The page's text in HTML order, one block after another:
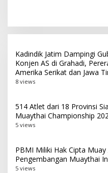
Kadindik Jatim Dampingi
Konjen AS di Grahadi,
Amerika Serikat dan Jawa
8 views
514 Atlet dari 18 Provinsi
Muaythai Championship
5 views
PBMI Miliki Hak Cipta
Pengembangan Muaythai
5 views